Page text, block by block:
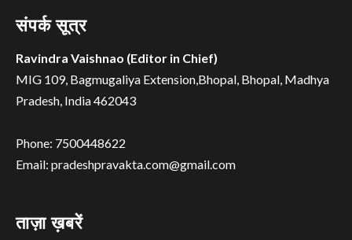
संपर्क सूत्र
Ravindra Vaishnao (Editor in Chief)
MIG 109, Bagmugaliya Extension,Bhopal, Bhopal, Madhya
Pradesh, India 462043
Phone: 7500448622
Email: pradeshpravakta.com@gmail.com
ताज़ा ख़बरें